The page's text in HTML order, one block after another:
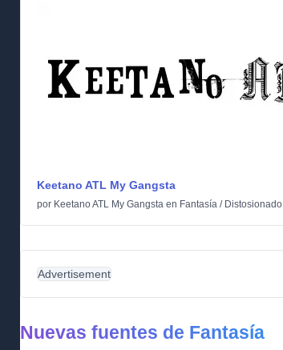
Keetano ATL My Gangsta
por Keetano ATL My Gangsta en Fantasía / Distosionado
Advertisement
Nuevas fuentes de Fantasía